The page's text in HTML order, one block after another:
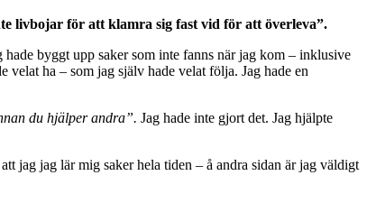
livbojar för att klamra sig fast vid för att överleva”.
byggt upp saker som inte fanns när jag kom – inklusive
ha – som jag själv hade velat följa. Jag hade en
du hjälper andra”. Jag hade inte gjort det. Jag hjälpte
jag jag lär mig saker hela tiden – å andra sidan är jag väldigt